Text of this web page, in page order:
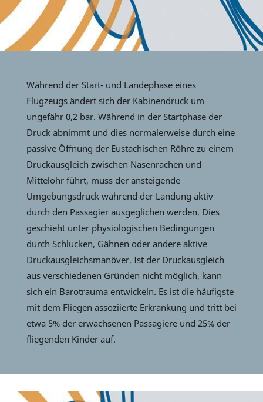
Während der Start- und Landephase eines
Flugzeugs ändert sich der Kabinendruck um
ungefähr 0,2 bar. Während in der Startphase der
Druck abnimmt und dies normalerweise durch eine
passive Öffnung der Eustachischen Röhre zu einem
Druckausgleich zwischen Nasenrachen und
Mittelohr führt, muss der ansteigende
Umgebungsdruck während der Landung aktiv
durch den Passagier ausgeglichen werden. Dies
geschieht unter physiologischen Bedingungen
durch Schlucken, Gähnen oder andere aktive
Druckausgleichsmanöver. Ist der Druckausgleich
aus verschiedenen Gründen nicht möglich, kann
sich ein Barotrauma entwickeln. Es ist die häufigste
mit dem Fliegen assoziierte Erkrankung und tritt bei
etwa 5% der erwachsenen Passagiere und 25% der
fliegenden Kinder auf.